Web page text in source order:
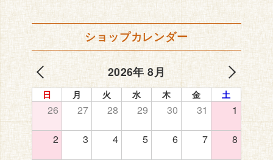
ショップカレンダー
2026年 8月
日 月 火 水 木 金 土
26 27 28 29 30 31 1
2 3 4 5 6 7 8